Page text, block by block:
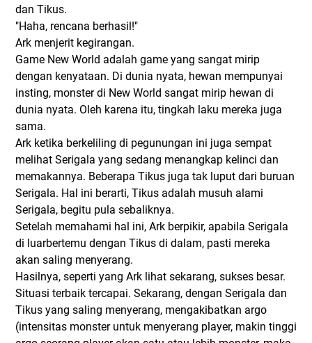
dan Tikus.
"Haha, rencana berhasil!"
Ark menjerit kegirangan.
Game New World adalah game yang sangat mirip
dengan kenyataan. Di dunia nyata, hewan mempunyai
insting, monster di New World sangat mirip hewan di
dunia nyata. Oleh karena itu, tingkah laku mereka juga
sama.
Ark ketika berkeliling di pegunungan ini juga sempat
melihat Serigala yang sedang menangkap kelinci dan
memakannya. Beberapa Tikus juga tak luput dari buruan
Serigala. Hal ini berarti, Tikus adalah musuh alami
Serigala, begitu pula sebaliknya.
Setelah memahami hal ini, Ark berpikir, apabila Serigala
di luarbertemu dengan Tikus di dalam, pasti mereka
akan saling menyerang.
Hasilnya, seperti yang Ark lihat sekarang, sukses besar.
Situasi terbaik tercapai. Sekarang, dengan Serigala dan
Tikus yang saling menyerang, mengakibatkan argo
(intensitas monster untuk menyerang player, makin tinggi